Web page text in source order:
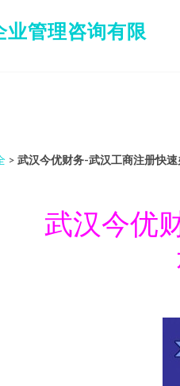
管理咨询有限
> 武汉今优财务-武汉工商注册快
武汉今优